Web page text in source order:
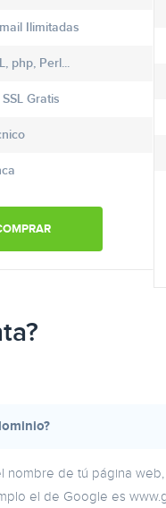
Ilimitadas
php, Perl...
Gratis
nombre de tú página
el de Google es